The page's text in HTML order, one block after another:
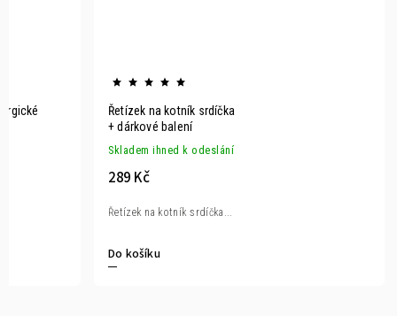
Řetízek na kotník srdíčka
+ dárkové balení
Skladem ihned k odeslání
289 Kč
Do košíku
Řetízek na kotník srdíčka...